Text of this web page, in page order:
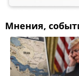
Мнения,